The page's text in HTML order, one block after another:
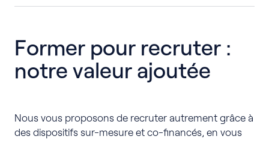
Former pour recruter :
notre valeur ajoutée
Nous vous proposons de recruter autrement grâce à
des dispositifs sur-mesure et co-financés, en vous